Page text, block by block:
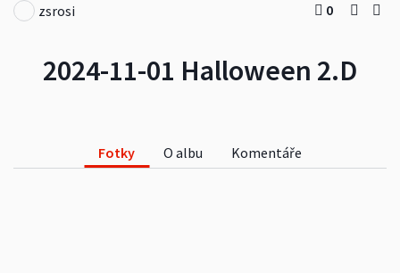
2024-11-01 Halloween 2.D
zsrosi 0
Fotky O albu Komentáře